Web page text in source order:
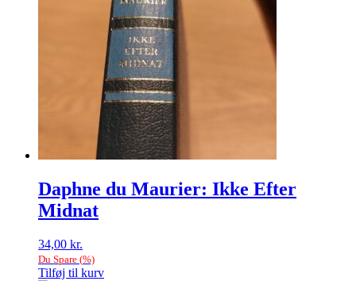
Daphne du Maurier: Ikke Efter
Midnat
34,00 kr.
Du Spare (%)
Tilføj til kurv